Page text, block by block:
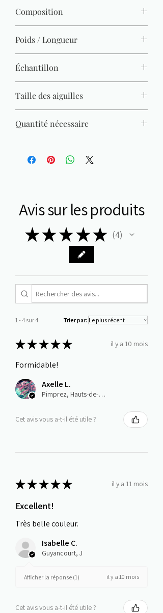
Composition
Poids / Longueur
Échantillon
Taille des aiguilles
Quantité nécessaire
Avis sur les produits
★★ ★ ★★ 4
4
1 - 4 sur 4 Trier par:
★★★★★ il y a 10 mois
Formidable!
Axelle L.
Pimprez, Hauts-de-France
Cet avis vous a-t-il été utile ?
★★★★★ il y a 11 mois
Excellent!
Très belle couleur.
Isabelle C.
Guyancourt, J
Afficher la réponse (1) il y a 10 mois
Cet avis vous a-t-il été utile ?